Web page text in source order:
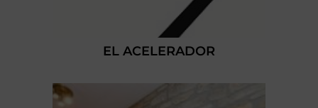
EL ACELERADOR